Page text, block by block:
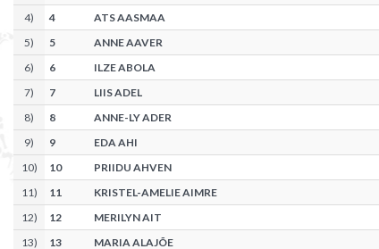
4) 4 ATS AASMAA
5) 5 ANNE AAVER
6) 6 ILZE ABOLA
7) 7 LIIS ADEL
8) 8 ANNE-LY ADER
9) 9 EDA AHI
10) 10 PRIIDU AHVEN
11) 11 KRISTEL-AMELIE AIMRE
12) 12 MERILYN AIT
13) 13 MARIA ALAJÕE